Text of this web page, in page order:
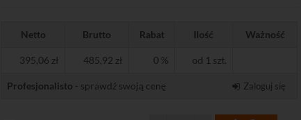
Netto Brutto Rabat Ilość Ważność
395,06 zł 485,92 zł 0 % od 1 szt.
Profesjonalisto - sprawdź swoją cenę Zaloguj się